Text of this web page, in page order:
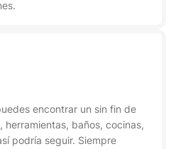
encontrar un sin fin de
herramientas, baños, cocinas,
podría seguir. Siempre